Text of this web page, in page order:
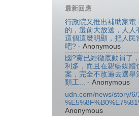
最新回應
行政院又推出補助家電
的，選前大放送，人人
這個這麼明顯，把人民
吧? - Anonymous
國?黨已經徹底動員了
利多，而且在親藍媒體
案，完全不改過去選舉
類工... - Anonymous
udn.com/news/story/
Anonymous